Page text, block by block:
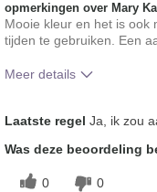
opmerkingen over Mary
Mooie kleur en het is ook
tijden te gebruiken. Een
Meer details
met andere door je
decoratieve make-up?
Laatste regel Ja, ik zou
Was deze beoordeling
0 0